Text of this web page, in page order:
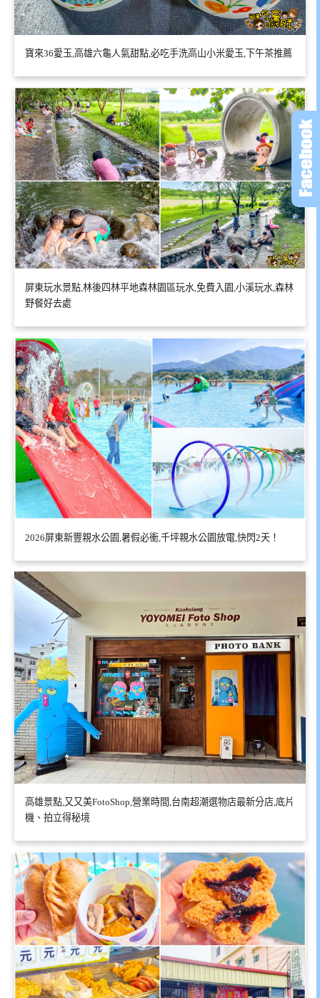
寶來36愛玉,高雄六龜人氣甜點,必吃手洗高山小米愛玉,下午茶推薦
屏東玩水景點,林後四林平地森林園區玩水,免費入園,小溪玩水,森林
野餐好去處
2026屏東新豐親水公園,暑假必衝,千坪親水公園放電,快閃2天！
高雄景點,又又美FotoShop,營業時間,台南超潮選物店最新分店,底片
機、拍立得秘境